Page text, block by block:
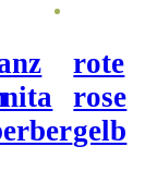
rote
rose
gelb